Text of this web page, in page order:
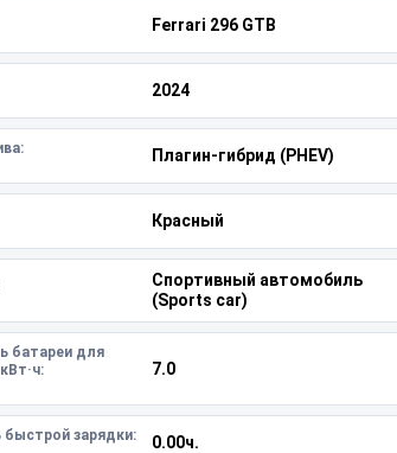
Ferrari 296 GTB
2024
Плагин-гибрид (PHEV)
Красный
Спортивный автомобиль
(Sports car)
батареи для
7.0
быстрой зарядки: 0.00ч.